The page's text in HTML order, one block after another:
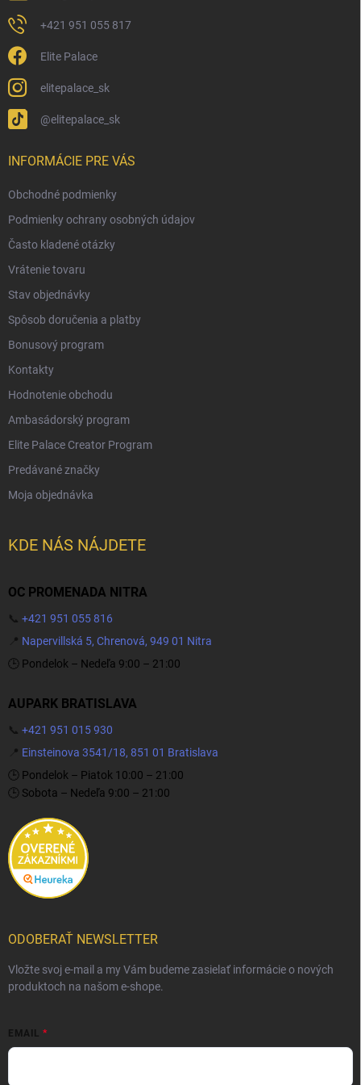
+421 951 055 817
Elite Palace
elitepalace_sk
@elitepalace_sk
INFORMÁCIE PRE VÁS
Obchodné podmienky
Podmienky ochrany osobných údajov
Často kladené otázky
Vrátenie tovaru
Stav objednávky
Spôsob doručenia a platby
Bonusový program
Kontakty
Hodnotenie obchodu
Ambasádorský program
Elite Palace Creator Program
Predávané značky
Moja objednávka
KDE NÁS NÁJDETE
OC PROMENADA NITRA
📞 +421 951 055 816
📍 Napervillská 5, Chrenová, 949 01 Nitra
🕒 Pondelok – Nedeľa 9:00 – 21:00
AUPARK BRATISLAVA
📞 +421 951 015 930
📍 Einsteinova 3541/18, 851 01 Bratislava
🕒 Pondelok – Piatok 10:00 – 21:00
🕒 Sobota – Nedeľa 9:00 – 21:00
ODOBERAŤ NEWSLETTER
Vložte svoj e-mail a my Vám budeme zasielať informácie o nových
produktoch na našom e-shope.
EMAIL